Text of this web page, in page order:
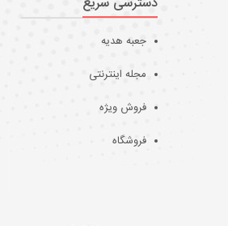
جعبه هدیه
مجله اینترنتی
فروش ویژه
فروشگاه